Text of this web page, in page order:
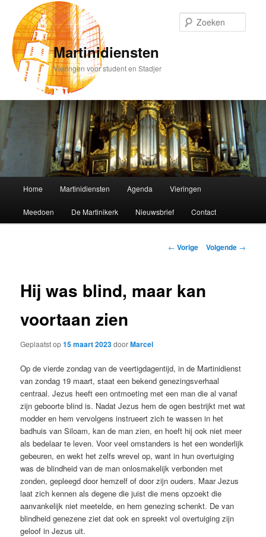
primaire
inhoud
Martinidiensten
Vieringen voor student en Stadjer
Home Martinidiensten Agenda Vieringen
Meedoen De Martinikerk Nieuwsbrief Contact
Bericht
← Vorige Volgende →
Hij was blind, maar kan
voortaan zien
Geplaatst op15 maart 2023doorMarcel
Op de vierde zondag van de veertigdagentijd, in de Martinidienst
van zondag 19 maart, staat een bekend genezingsverhaal
centraal. Jezus heeft een ontmoeting met een man die al vanaf
zijn geboorte blind is. Nadat Jezus hem de ogen bestrijkt met wat
modder en hem vervolgens instrueert zich te wassen in het
badhuis van Siloam, kan de man zien, en hoeft hij ook niet meer
als bedelaar te leven. Voor veel omstanders is het een wonderlijk
gebeuren, en wekt het zelfs wrevel op, want in hun overtuiging
was de blindheid van de man onlosmakelijk verbonden met
zonden, gepleegd door hemzelf of door zijn ouders. Maar Jezus
laat zich kennen als degene die juist die mens opzoekt die
aanvankelijk niet meetelde, en hem genezing schenkt. De van
blindheid genezene ziet dat ook en spreekt vol overtuiging zijn
geloof in Jezus uit.